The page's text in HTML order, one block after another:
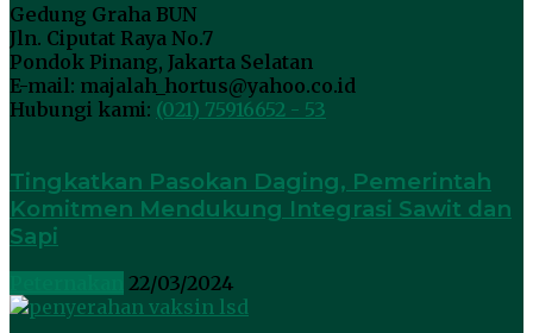
Gedung Graha BUN
Jln. Ciputat Raya No.7
Pondok Pinang, Jakarta Selatan
E-mail: majalah_hortus@yahoo.co.id
Hubungi kami: (021) 75916652 - 53
Tingkatkan Pasokan Daging, Pemerintah
Komitmen Mendukung Integrasi Sawit dan
Sapi
22/03/2024